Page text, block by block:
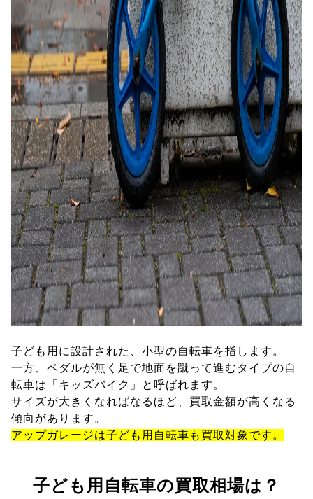
子ども用に設計された、小型の自転車を指します。
一方、ペダルが無く足で地面を蹴って進むタイプの自
転車は「キッズバイク」と呼ばれます。
サイズが大きくなればなるほど、買取金額が高くなる
傾向があります。
アップガレージは子ども用自転車も買取対象です。
子ども用自転車の買取相場は？